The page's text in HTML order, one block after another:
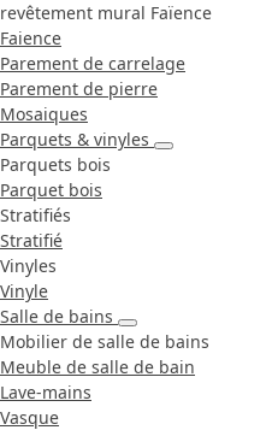
revêtement mural Faïence
Faience
Parement de carrelage
Parement de pierre
Mosaiques
Parquets & vinyles
Parquets bois
Parquet bois
Stratifiés
Stratifié
Vinyles
Vinyle
Salle de bains
Mobilier de salle de bains
Meuble de salle de bain
Lave-mains
Vasque